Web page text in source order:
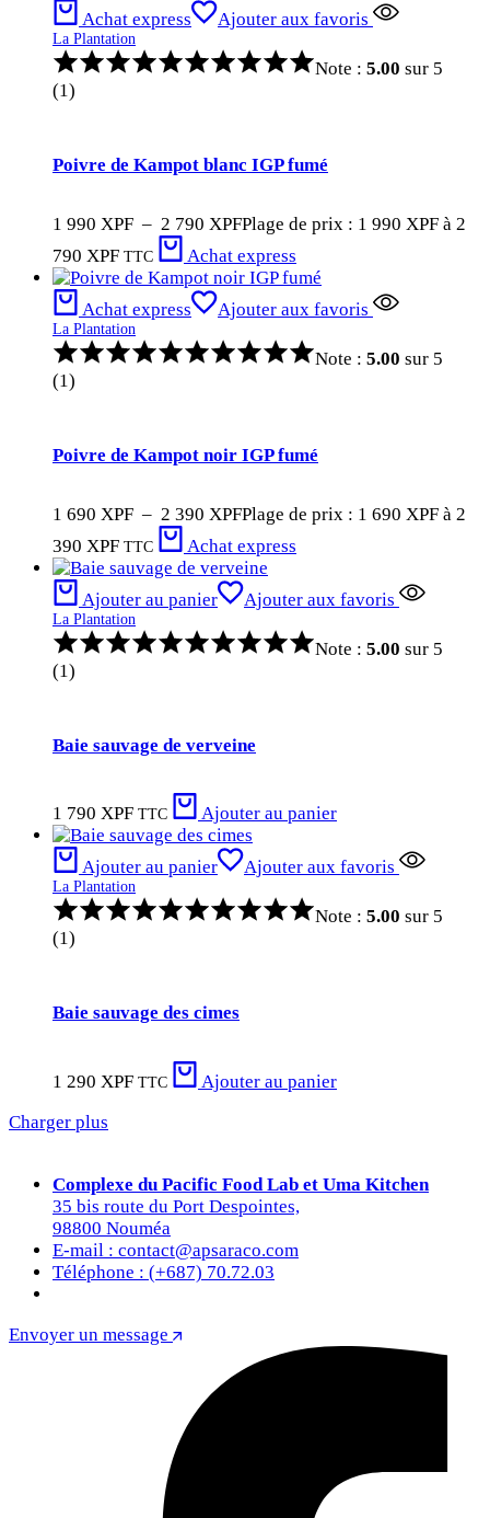
Achat express Ajouter aux favoris
La Plantation
Note : 5.00 sur 5
(1)
Poivre de Kampot blanc IGP fumé
1 990 XPF – 2 790 XPFPlage de prix : 1 990 XPF à 2
790 XPF TTC Achat express
Achat express Ajouter aux favoris
La Plantation
Note : 5.00 sur 5
(1)
Poivre de Kampot noir IGP fumé
1 690 XPF – 2 390 XPFPlage de prix : 1 690 XPF à 2
390 XPF TTC Achat express
Ajouter au panier Ajouter aux favoris
La Plantation
Note : 5.00 sur 5
(1)
Baie sauvage de verveine
1 790 XPF TTC Ajouter au panier
Ajouter au panier Ajouter aux favoris
La Plantation
Note : 5.00 sur 5
(1)
Baie sauvage des cimes
1 290 XPF TTC
Ajouter au panier
Charger plus
Complexe du Pacific Food Lab et Uma Kitchen
35 bis route du Port Despointes,
98800 Nouméa
E-mail : contact@apsaraco.com
Téléphone : (+687) 70.72.03
Envoyer un message